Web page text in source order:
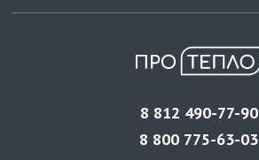
8 812 490-77-90
8 800 775-63-03